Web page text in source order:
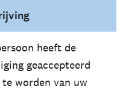
isWacht op opnieuw
enquêtesheeft, blijven
(...) rechts van dat
het account definitief
niet verwijderen. Zie
heeft de
geaccepteerd
worden van uw